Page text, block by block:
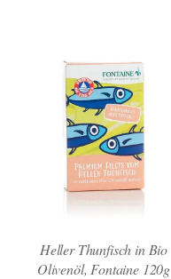
Heller Thunfisch in Bio
Olivenöl, Fontaine 120g